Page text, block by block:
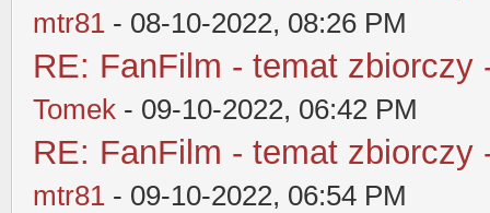
mtr81 - 08-10-2022, 08:26 PM
RE: FanFilm - temat zbiorczy
Tomek - 09-10-2022, 06:42 PM
RE: FanFilm - temat zbiorczy
mtr81 - 09-10-2022, 06:54 PM